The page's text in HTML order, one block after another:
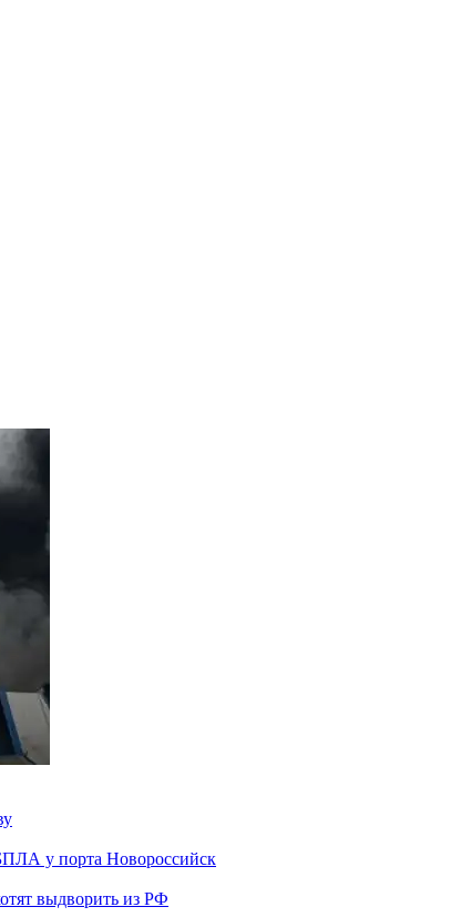
у порта Новороссийск
выдворить из РФ